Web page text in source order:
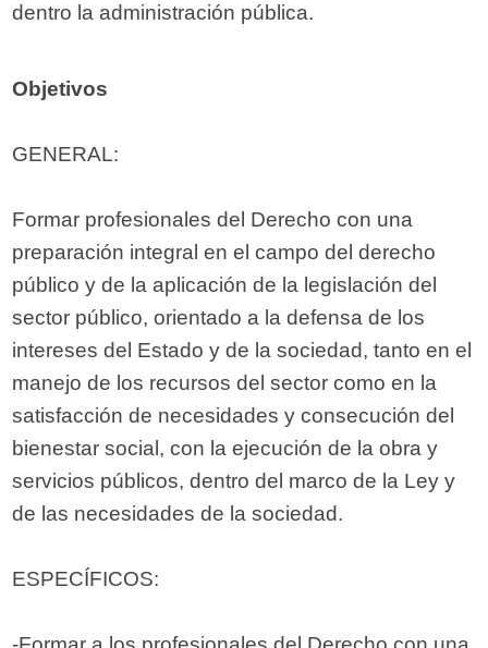
dentro la administración pública.
Objetivos
GENERAL:
Formar profesionales del Derecho con una
preparación integral en el campo del derecho
público y de la aplicación de la legislación del
sector público, orientado a la defensa de los
intereses del Estado y de la sociedad, tanto en el
manejo de los recursos del sector como en la
satisfacción de necesidades y consecución del
bienestar social, con la ejecución de la obra y
servicios públicos, dentro del marco de la Ley y
de las necesidades de la sociedad.
ESPECÍFICOS: